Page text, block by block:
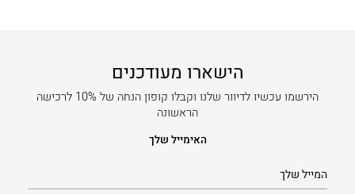
הישארו מעודכנים
הירשמו עכשיו לדיוור שלנו וקבלו קופון הנחה של 10% לרכישה
הראשונה
האימייל שלך